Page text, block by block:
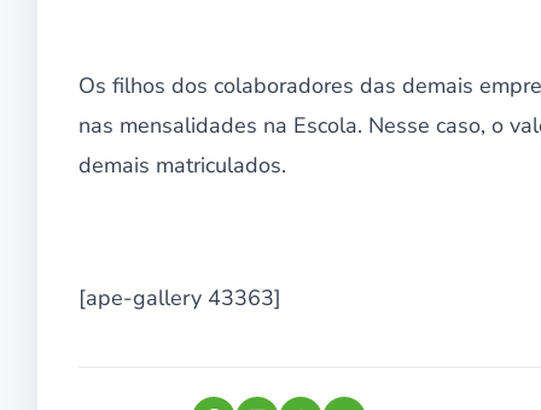
Os filhos dos colaboradores das demais
nas mensalidades na Escola. Nesse caso, o
demais matriculados.
[ape-gallery 43363]